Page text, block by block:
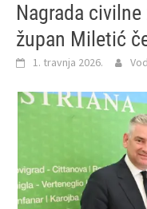
Nagrada
župan Miletić
1. travnja 2026.